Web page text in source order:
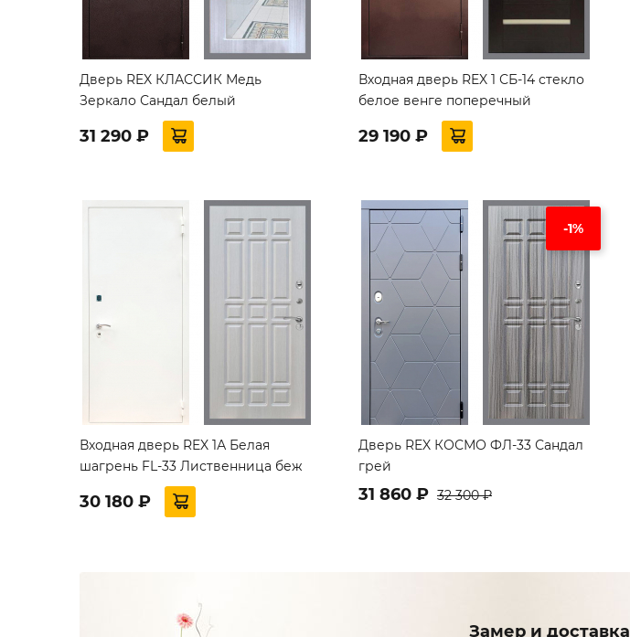
Дверь REX КЛАССИК Медь
Зеркало Сандал белый
31 290 ₽
Входная дверь REX 1 СБ-14 стекло
белое венге поперечный
29 190 ₽
Входная дверь REX 1А Белая
шагрень FL-33 Лиственница беж
30 180 ₽
-1%
Дверь REX КОСМО ФЛ-33 Сандал
грей
31 860 ₽ 32 300 ₽
Замер и доставка